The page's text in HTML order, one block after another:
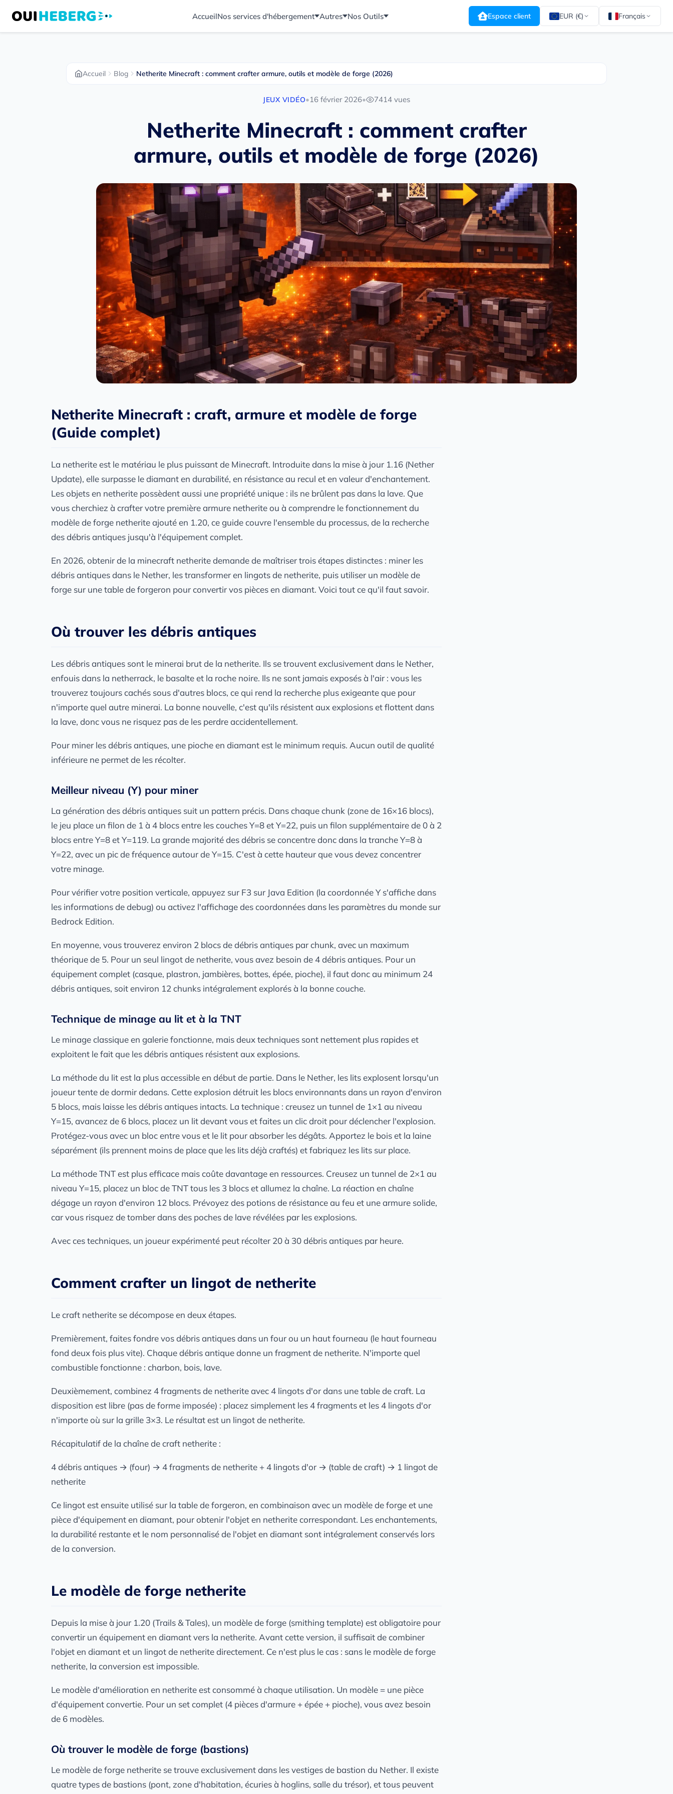
AccueilNos services d'hébergement Autres Nos Outils Espace client EUR (€) Français
Accueil Blog Netherite Minecraft : comment crafter armure, outils et modèle de forge (2026)
JEUX VIDÉO•16 février 2026• 7414 vues
Netherite Minecraft : comment crafter
armure, outils et modèle de forge (2026)
Netherite Minecraft : craft, armure et modèle de forge
(Guide complet)
La netherite est le matériau le plus puissant de Minecraft. Introduite dans la mise à jour 1.16 (Nether
Update), elle surpasse le diamant en durabilité, en résistance au recul et en valeur d'enchantement.
Les objets en netherite possèdent aussi une propriété unique : ils ne brûlent pas dans la lave. Que
vous cherchiez à crafter votre première armure netherite ou à comprendre le fonctionnement du
modèle de forge netherite ajouté en 1.20, ce guide couvre l'ensemble du processus, de la recherche
des débris antiques jusqu'à l'équipement complet.
En 2026, obtenir de la minecraft netherite demande de maîtriser trois étapes distinctes : miner les
débris antiques dans le Nether, les transformer en lingots de netherite, puis utiliser un modèle de
forge sur une table de forgeron pour convertir vos pièces en diamant. Voici tout ce qu'il faut savoir.
Où trouver les débris antiques
Les débris antiques sont le minerai brut de la netherite. Ils se trouvent exclusivement dans le Nether,
enfouis dans la netherrack, le basalte et la roche noire. Ils ne sont jamais exposés à l'air : vous les
trouverez toujours cachés sous d'autres blocs, ce qui rend la recherche plus exigeante que pour
n'importe quel autre minerai. La bonne nouvelle, c'est qu'ils résistent aux explosions et flottent dans
la lave, donc vous ne risquez pas de les perdre accidentellement.
Pour miner les débris antiques, une pioche en diamant est le minimum requis. Aucun outil de qualité
inférieure ne permet de les récolter.
Meilleur niveau (Y) pour miner
La génération des débris antiques suit un pattern précis. Dans chaque chunk (zone de 16×16 blocs),
le jeu place un filon de 1 à 4 blocs entre les couches Y=8 et Y=22, puis un filon supplémentaire de 0 à 2
blocs entre Y=8 et Y=119. La grande majorité des débris se concentre donc dans la tranche Y=8 à
Y=22, avec un pic de fréquence autour de Y=15. C'est à cette hauteur que vous devez concentrer
votre minage.
Pour vérifier votre position verticale, appuyez sur F3 sur Java Edition (la coordonnée Y s'affiche dans
les informations de debug) ou activez l'affichage des coordonnées dans les paramètres du monde sur
Bedrock Edition.
En moyenne, vous trouverez environ 2 blocs de débris antiques par chunk, avec un maximum
théorique de 5. Pour un seul lingot de netherite, vous avez besoin de 4 débris antiques. Pour un
équipement complet (casque, plastron, jambières, bottes, épée, pioche), il faut donc au minimum 24
débris antiques, soit environ 12 chunks intégralement explorés à la bonne couche.
Technique de minage au lit et à la TNT
Le minage classique en galerie fonctionne, mais deux techniques sont nettement plus rapides et
exploitent le fait que les débris antiques résistent aux explosions.
La méthode du lit est la plus accessible en début de partie. Dans le Nether, les lits explosent lorsqu'un
joueur tente de dormir dedans. Cette explosion détruit les blocs environnants dans un rayon d'environ
5 blocs, mais laisse les débris antiques intacts. La technique : creusez un tunnel de 1×1 au niveau
Y=15, avancez de 6 blocs, placez un lit devant vous et faites un clic droit pour déclencher l'explosion.
Protégez-vous avec un bloc entre vous et le lit pour absorber les dégâts. Apportez le bois et la laine
séparément (ils prennent moins de place que les lits déjà craftés) et fabriquez les lits sur place.
La méthode TNT est plus efficace mais coûte davantage en ressources. Creusez un tunnel de 2×1 au
niveau Y=15, placez un bloc de TNT tous les 3 blocs et allumez la chaîne. La réaction en chaîne
dégage un rayon d'environ 12 blocs. Prévoyez des potions de résistance au feu et une armure solide,
car vous risquez de tomber dans des poches de lave révélées par les explosions.
Avec ces techniques, un joueur expérimenté peut récolter 20 à 30 débris antiques par heure.
Comment crafter un lingot de netherite
Le craft netherite se décompose en deux étapes.
Premièrement, faites fondre vos débris antiques dans un four ou un haut fourneau (le haut fourneau
fond deux fois plus vite). Chaque débris antique donne un fragment de netherite. N'importe quel
combustible fonctionne : charbon, bois, lave.
Deuxièmement, combinez 4 fragments de netherite avec 4 lingots d'or dans une table de craft. La
disposition est libre (pas de forme imposée) : placez simplement les 4 fragments et les 4 lingots d'or
n'importe où sur la grille 3×3. Le résultat est un lingot de netherite.
Récapitulatif de la chaîne de craft netherite :
4 débris antiques → (four) → 4 fragments de netherite + 4 lingots d'or → (table de craft) → 1 lingot de
netherite
Ce lingot est ensuite utilisé sur la table de forgeron, en combinaison avec un modèle de forge et une
pièce d'équipement en diamant, pour obtenir l'objet en netherite correspondant. Les enchantements,
la durabilité restante et le nom personnalisé de l'objet en diamant sont intégralement conservés lors
de la conversion.
Le modèle de forge netherite
Depuis la mise à jour 1.20 (Trails & Tales), un modèle de forge (smithing template) est obligatoire pour
convertir un équipement en diamant vers la netherite. Avant cette version, il suffisait de combiner
l'objet en diamant et un lingot de netherite directement. Ce n'est plus le cas : sans le modèle de forge
netherite, la conversion est impossible.
Le modèle d'amélioration en netherite est consommé à chaque utilisation. Un modèle = une pièce
d'équipement convertie. Pour un set complet (4 pièces d'armure + épée + pioche), vous avez besoin
de 6 modèles.
Où trouver le modèle de forge (bastions)
Le modèle de forge netherite se trouve exclusivement dans les vestiges de bastion du Nether. Il existe
quatre types de bastions (pont, zone d'habitation, écuries à hoglins, salle du trésor), et tous peuvent